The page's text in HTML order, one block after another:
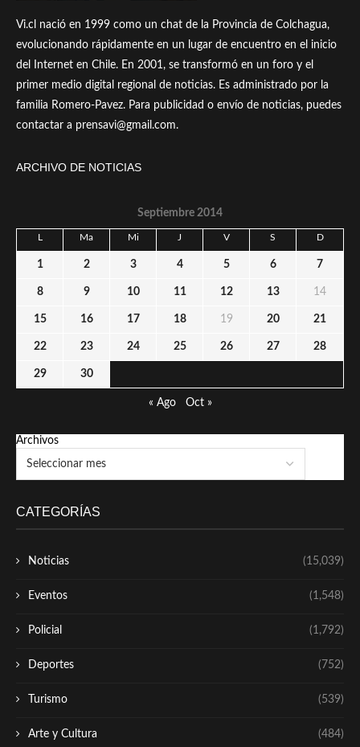
Vi.cl nació en 1999 como un chat de la Provincia de Colchagua,
evolucionando rápidamente en un lugar de encuentro en el inicio
del Internet en Chile. En 2001, se transformó en un foro y el
primer medio digital regional de noticias. Es administrado por la
familia Romero-Pavez. Para publicidad o envío de noticias, puedes
contactar a prensavi@gmail.com.
ARCHIVO DE NOTICIAS
Septiembre 2014
L Ma Mi J V S D
1 2 3 4 5 6 7
8 9 10 11 12 13 14
15 16 17 18 19 20 21
22 23 24 25 26 27 28
29 30
« Ago Oct »
Archivos
CATEGORÍAS
Noticias (15,039)
Eventos (1,548)
Policial (1,792)
Deportes (752)
Turismo (539)
Arte y Cultura (484)